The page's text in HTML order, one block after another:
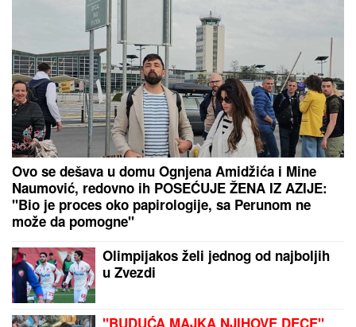
"TO JE VELIKA IZJAVA"
otkrio šta bi moglo da promeni
istoriju SAD